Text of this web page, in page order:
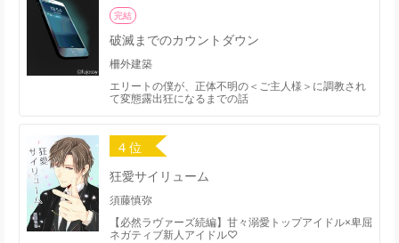
完結
破滅までのカウントダウン
柵外建築
エリートの僕が、正体不明の＜ご主人様＞に調教され
て変態露出狂になるまでの話
4 位
狂愛サイリューム
須藤慎弥
【必然ラヴァーズ続編】甘々溺愛トップアイドル×卑屈
ネガティブ新人アイドル♡